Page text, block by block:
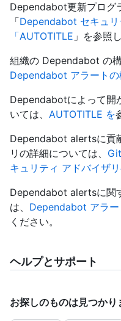
Dependabot更新プログ
「Dependabot セキュ
「AUTOTITLE 」を参照
組織の Dependabot の構
Dependabot アラートの
Dependabotによって開
いては、 AUTOTITLE を
Dependabot alertsに貢
リの詳細については、
キュリティ アドバイザ
Dependabot alertsに関
は、 Dependabot アラー
ください。
ヘルプとサポート
お探しのものは見つかり